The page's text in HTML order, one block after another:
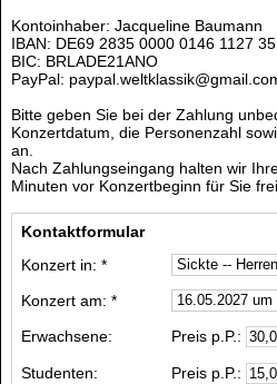
Kontoinhaber: Jacqueline Baumann
IBAN: DE69 2835 0000 0146 1127 35
BIC: BRLADE21ANO
PayPal:
Bitte geben Sie bei der Zahlung
Konzertdatum, die Personenzahl
an.
Nach Zahlungseingang halten wir
Minuten vor Konzertbeginn für Sie frei.
Kontaktformular
Konzert in: *
Konzert am: *
Erwachsene:
Preis p.P.:
Studenten: Preis p.P.: